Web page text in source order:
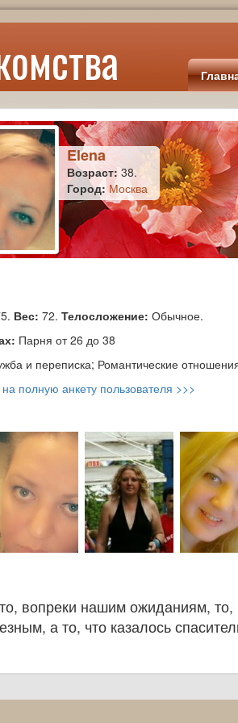
Elena
Возраст:38.
Город: Москва
Вес: 72. Телосложение: Обычное.
Парня от 26 до 38
и переписка; Романтические
полную анкету пользователя >>>
вопреки нашим ожиданиям, то,
а то, что казалось